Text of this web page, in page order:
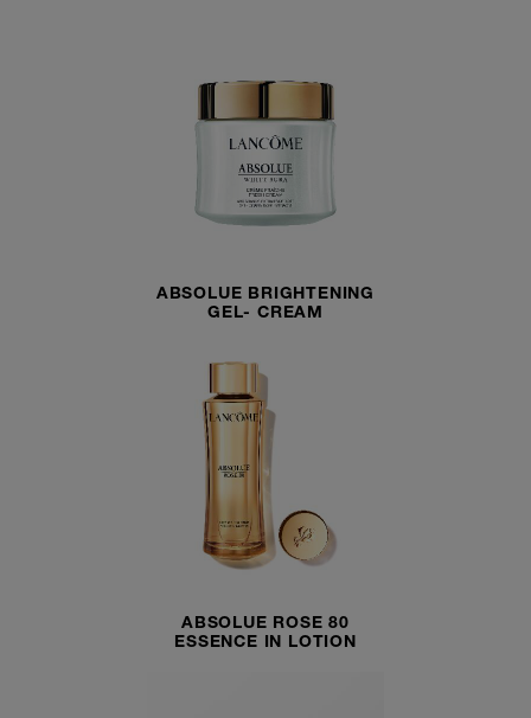
ABSOLUE BRIGHTENING
GEL- CREAM
ABSOLUE ROSE 80
ESSENCE IN LOTION